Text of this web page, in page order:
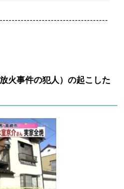
火事件の犯人）の起こした